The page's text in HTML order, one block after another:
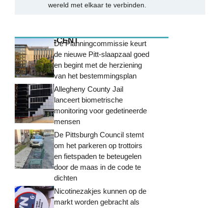
wereld met elkaar te verbinden.
MEEST RECENTDe Planningcommissie keurt
de nieuwe Pitt-slaapzaal goed
en begint met de herziening
van het bestemmingsplan
Allegheny County Jail
lanceert biometrische
monitoring voor gedetineerde
mensen
De Pittsburgh Council stemt
om het parkeren op trottoirs
en fietspaden te beteugelen
door de maas in de code te
dichten
Nicotinezakjes kunnen op de
markt worden gebracht als